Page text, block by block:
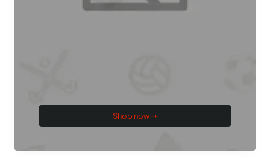
Shop now ➝